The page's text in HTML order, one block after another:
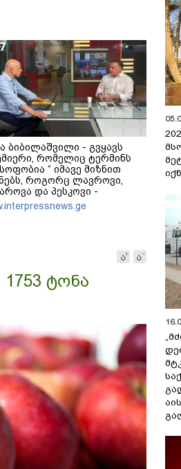
ბიბილაშვილი - გვყავს
რომელიც ტერმინს
“ იმავე მიზნით
როგორც ლავროვი,
და პესკოვი -
რეალობაში
თავს
ტონა